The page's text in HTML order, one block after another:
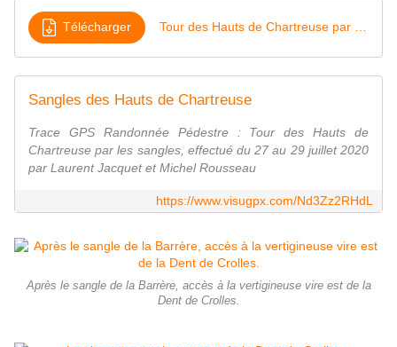
Télécharger
Sangles des Hauts de Chartreuse
Trace GPS Randonnée Pédestre : Tour des Hauts de
Chartreuse par les sangles, effectué du 27 au 29 juillet 2020
par Laurent Jacquet et Michel Rousseau
https://www.visugpx.com/Nd3Zz2RHdL
Après le sangle de la Barrère, accès à la vertigineuse vire est de la
Dent de Crolles.